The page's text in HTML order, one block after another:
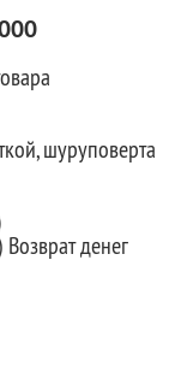
шуруповерта
денег